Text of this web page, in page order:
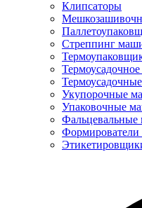
Клипсаторы
Стреппинг
Укупорочные
Упаковочные
Формирователи